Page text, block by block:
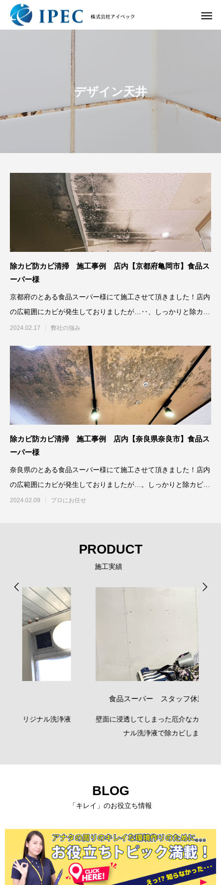
デザイン天井
除カビ防カビ清掃 施工事例 店内【京都府亀岡市】食品ス
ーパー様
京都府のとある食品スーパー様にて施工させて頂きました！店内
の広範囲にカビが発生しておりましたが…‥、しっかりと除カビ
防カビ施工さ
2024.02.17 弊社の強み
除カビ防カビ清掃 施工事例 店内【奈良県奈良市】食品ス
ーパー様
奈良県のとある食品スーパー様にて施工させて頂きました！店内
の広範囲にカビが発生しておりましたが…。しっかりと除カビ防
カビ施工させ
2024.02.09 プロにお任せ
PRODUCT
施工実績
食品スーパー スタッフ休憩室 壁面
壁面に浸透してしまった厄介なカビを弊社オリジ
ナル洗浄液で除カビしました。
BLOG
「キレイ」のお役立ち情報